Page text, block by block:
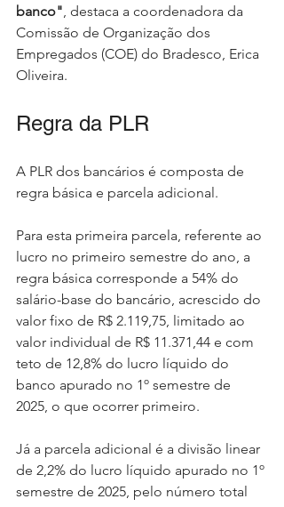
banco", destaca a coordenadora da
Comissão de Organização dos
Empregados (COE) do Bradesco, Erica
Oliveira.
Regra da PLR
A PLR dos bancários é composta de
regra básica e parcela adicional.
Para esta primeira parcela, referente ao
lucro no primeiro semestre do ano, a
regra básica corresponde a 54% do
salário-base do bancário, acrescido do
valor fixo de R$ 2.119,75, limitado ao
valor individual de R$ 11.371,44 e com
teto de 12,8% do lucro líquido do
banco apurado no 1º semestre de
2025, o que ocorrer primeiro.
Já a parcela adicional é a divisão linear
de 2,2% do lucro líquido apurado no 1º
semestre de 2025, pelo número total